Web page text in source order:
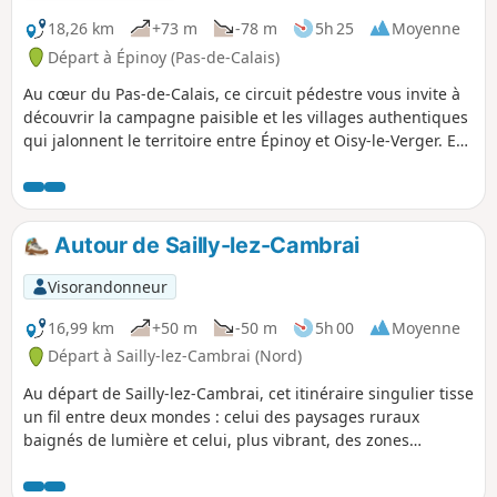
18,26 km
+73 m -78 m 5h 25
Moyenne
Départ à Épinoy (Pas-de-Calais)
Au cœur du Pas-de-Calais, ce circuit pédestre vous invite à
découvrir la campagne paisible et les villages authentiques
qui jalonnent le territoire entre Épinoy et Oisy-le-Verger. En
vous traverserez Cauchy-Lestrée et Sauchy-Cauchy, deux
villages marqués par l'histoire et la douceur de vivre. Le
chemin serpente entre champs ouverts, petites routes
tranquilles et paysages bucoliques, offrant une parenthèse
idéale pour les amoureux de nature et de patrimoine local.
L'arrivée à Oisy-le-Verger, avec ses maisons typiques et son
atmosphère accueillante, vient clore cette balade en
beauté. Un itinéraire accessible à tous, parfait pour se
ressourcer et redécouvrir les trésors cachés de notre
région.
Autour de Sailly-lez-Cambrai
Visorandonneur
16,99 km
+50 m -50 m 5h 00
Moyenne
Départ à Sailly-lez-Cambrai (Nord)
Au départ de Sailly-lez-Cambrai, cet itinéraire singulier tisse
un fil entre deux mondes : celui des paysages ruraux
baignés de lumière et celui, plus vibrant, des zones
villages de Haynecourt, Tolloy-lez-Cambrai, Neuville-Saint-